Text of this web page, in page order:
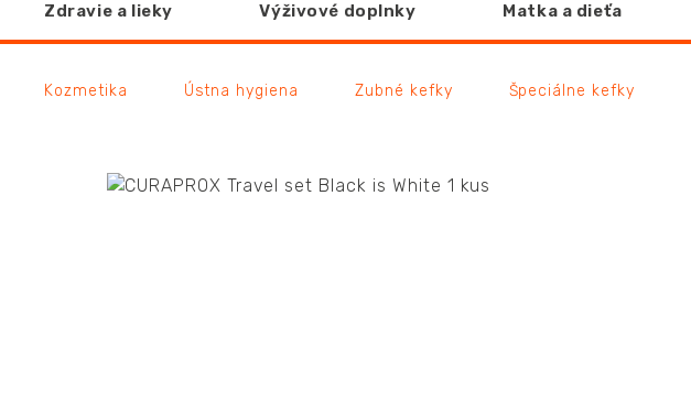
Zdravie a lieky Výživové doplnky Matka a dieťa
Kozmetika Ústna hygiena Zubné kefky Špeciálne kefky